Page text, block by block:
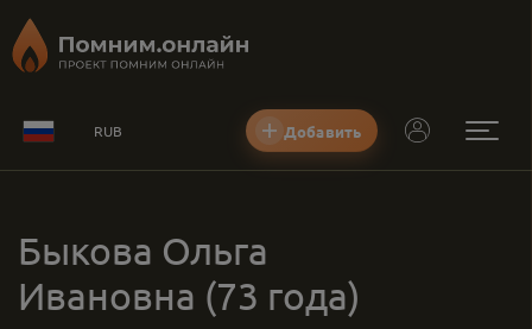
RUB Добавить
Быкова Ольга
Ивановна (73 года)